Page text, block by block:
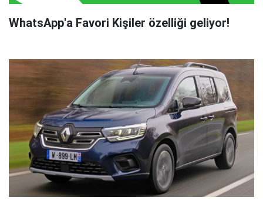
WhatsApp'a Favori Kişiler özelliği geliyor!